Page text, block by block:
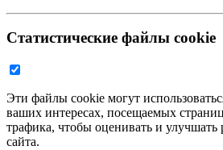
Статистические файлы cookie
Эти файлы cookie могут
ваших интересах, посещаемых
трафика, чтобы оценивать и улучшать
сайта.